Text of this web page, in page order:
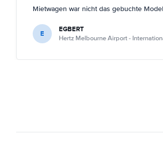
Mietwagen war nicht das gebuchte
E EGBERT
Hertz Melbourne Airport -